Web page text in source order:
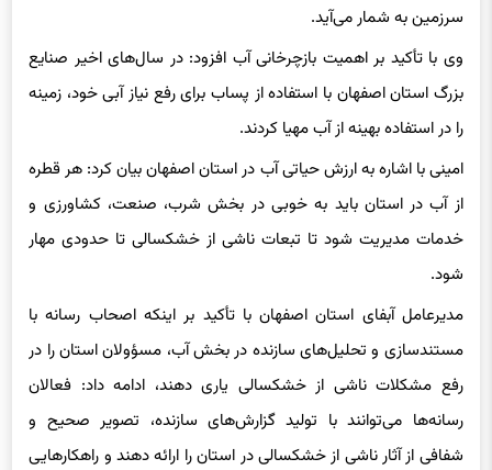
سرزمین به شمار می‌آید.
وی با تأکید بر اهمیت بازچرخانی آب افزود: در سال‌های اخیر صنایع
بزرگ استان اصفهان با استفاده از پساب برای رفع نیاز آبی خود، زمینه
را در استفاده بهینه از آب مهیا کردند.
امینی با اشاره به ارزش حیاتی آب در استان اصفهان بیان کرد: هر قطره
از آب در استان باید به خوبی در بخش شرب، صنعت، کشاورزی و
خدمات مدیریت شود تا تبعات ناشی از خشکسالی تا حدودی مهار
شود.
مدیرعامل آبفای استان اصفهان با تأکید بر اینکه اصحاب رسانه با
مستندسازی و تحلیل‌های سازنده در بخش آب، مسؤولان استان را در
رفع مشکلات ناشی از خشکسالی یاری دهند، ادامه داد: فعالان
رسانه‌ها می‌توانند با تولید گزارش‌های سازنده، تصویر صحیح و
شفافی از آثار ناشی از خشکسالی در استان را ارائه دهند و راهکارهایی